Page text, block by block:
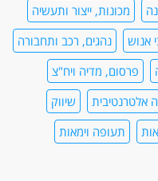
מכונות, ייצור ותעשיה
אנוש
נהגים, רכב ותחבורה
פרסום, מדיה ויח"צ
אלטרנטיבית
שיווק
תעופה וימאות